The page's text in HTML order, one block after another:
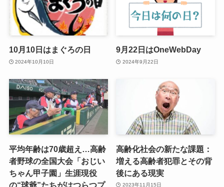
10月10日はまぐろの日
2024年10月10日
9月22日はOneWebDay
2024年9月22日
平均年齢は70歳超え…高齢
者野球の全国大会「おじい
ちゃん甲子園」生涯現役
の“球爺”たちがはつらつプ
高齢化社会の新たな課題：
増える高齢者犯罪とその背
後にある現実
2023年11月15日